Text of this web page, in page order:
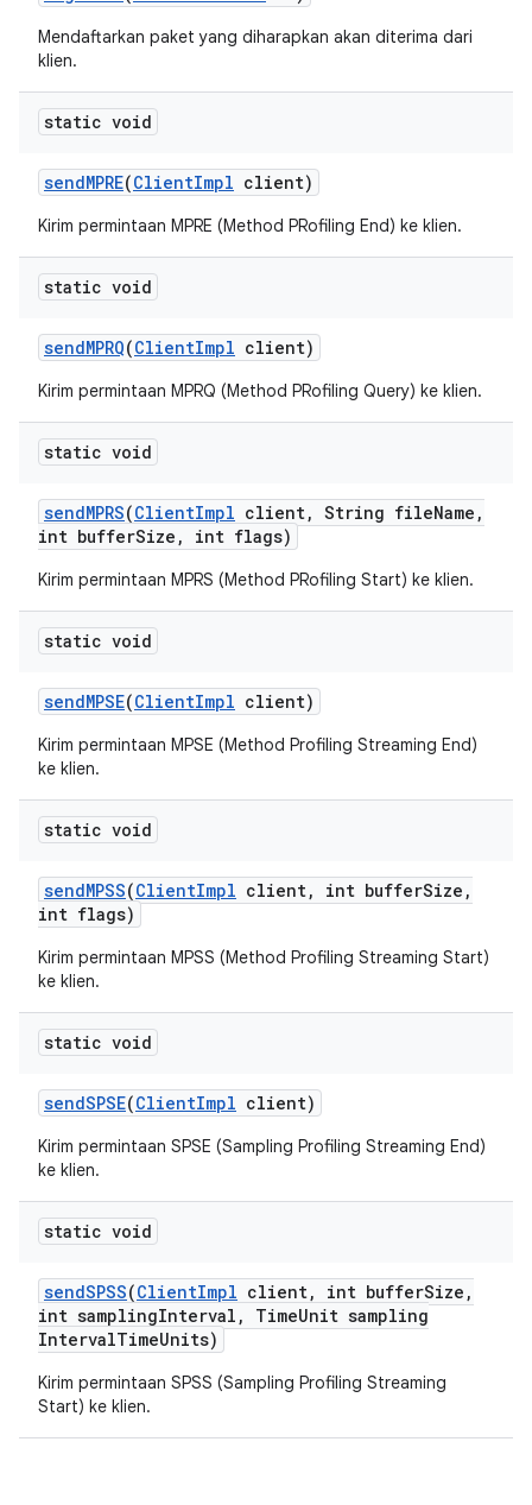
Mendaftarkan paket yang diharapkan akan diterima dari
klien.
static void
sendMPRE(ClientImpl client)
Kirim permintaan MPRE (Method PRofiling End) ke klien.
static void
sendMPRQ(ClientImpl client)
Kirim permintaan MPRQ (Method PRofiling Query) ke klien.
static void
sendMPRS(ClientImpl client, String fileName ,
int bufferSize , int flags)
Kirim permintaan MPRS (Method PRofiling Start) ke klien.
static void
sendMPSE(ClientImpl client)
Kirim permintaan MPSE (Method Profiling Streaming End)
ke klien.
static void
sendMPSS(ClientImpl client, int bufferSize ,
int flags)
Kirim permintaan MPSS (Method Profiling Streaming Start)
ke klien.
static void
sendSPSE(ClientImpl client)
Kirim permintaan SPSE (Sampling Profiling Streaming End)
ke klien.
static void
sendSPSS(ClientImpl client, int bufferSize ,
int samplingInterval , TimeUnit sampling
IntervalTimeUnits)
Kirim permintaan SPSS (Sampling Profiling Streaming
Start) ke klien.